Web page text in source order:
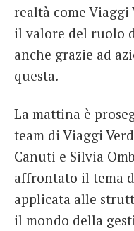
realtà come Viaggi
il valore del ruolo
anche grazie ad
questa.
La mattina è
team di Viaggi
Canuti e Silvia
affrontato il tema
applicata alle
il mondo della